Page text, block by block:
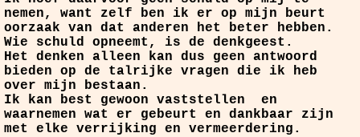
nemen, want zelf ben ik er op mijn beurt
oorzaak van dat anderen het beter hebben.
Wie schuld opneemt, is de denkgeest.
Het denken alleen kan dus geen antwoord
bieden op de talrijke vragen die ik heb
over mijn bestaan.
Ik kan best gewoon vaststellen
en
waarnemen wat er gebeurt en dankbaar zijn
met elke verrijking en vermeerdering.